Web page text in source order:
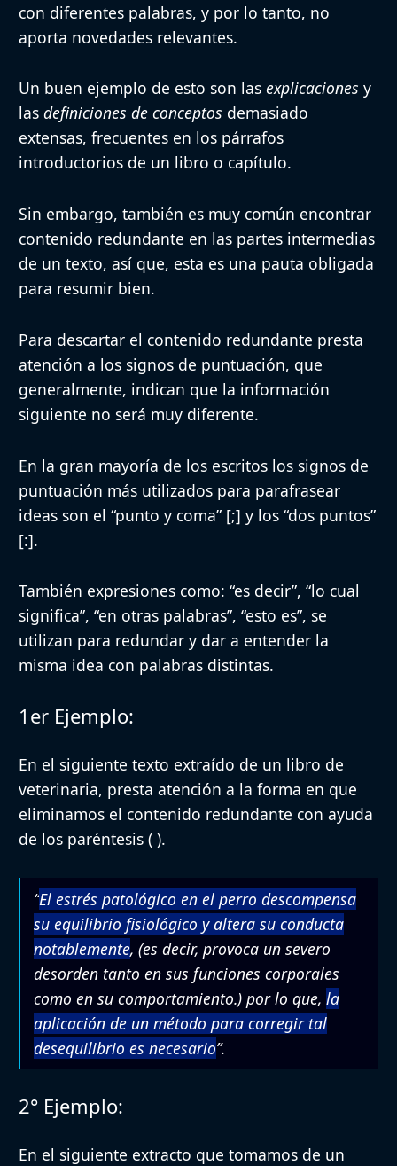
con diferentes palabras, y por lo tanto, no
aporta novedades relevantes.
Un buen ejemplo de esto son las explicaciones y
las definiciones de conceptos demasiado
extensas, frecuentes en los párrafos
introductorios de un libro o capítulo.
Sin embargo, también es muy común encontrar
contenido redundante en las partes intermedias
de un texto, así que, esta es una pauta obligada
para resumir bien.
Para descartar el contenido redundante presta
atención a los signos de puntuación, que
generalmente, indican que la información
siguiente no será muy diferente.
En la gran mayoría de los escritos los signos de
puntuación más utilizados para parafrasear
ideas son el “punto y coma” [;] y los “dos puntos”
[:].
También expresiones como: “es decir”, “lo cual
significa”, “en otras palabras”, “esto es”, se
utilizan para redundar y dar a entender la
misma idea con palabras distintas.
1er Ejemplo:
En el siguiente texto extraído de un libro de
veterinaria, presta atención a la forma en que
eliminamos el contenido redundante con ayuda
de los paréntesis ( ).
“El estrés patológico en el perro descompensa
su equilibrio fisiológico y altera su conducta
notablemente, (es decir, provoca un severo
desorden tanto en sus funciones corporales
como en su comportamiento.) por lo que, la
aplicación de un método para corregir tal
desequilibrio es necesario”.
2° Ejemplo:
En el siguiente extracto que tomamos de un